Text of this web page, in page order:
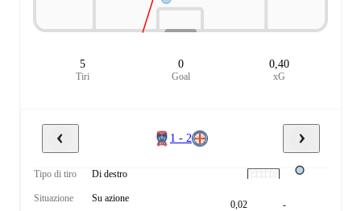
5
Tiri
0
Goal
0,40
xG
1 - 2
Tipo di tiro Di destro
Situazione Su azione
0,02
-